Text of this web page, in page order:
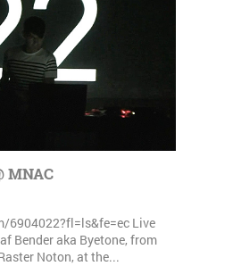
MNAC
6904022?fl=ls&fe=ec Live
Bender aka Byetone, from
Noton, at the...